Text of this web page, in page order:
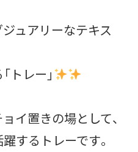
ュアリーなテキス
トレー」
イ置きの場として、
するトレーです。